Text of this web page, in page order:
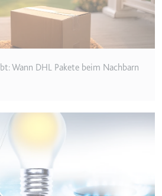
Cookie
auf anderen Webseiten
Youtube-Videos
Cookie
Wann DHL Pakete beim Nachbarn